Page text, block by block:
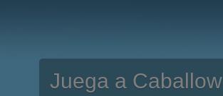
Juega a Caballow